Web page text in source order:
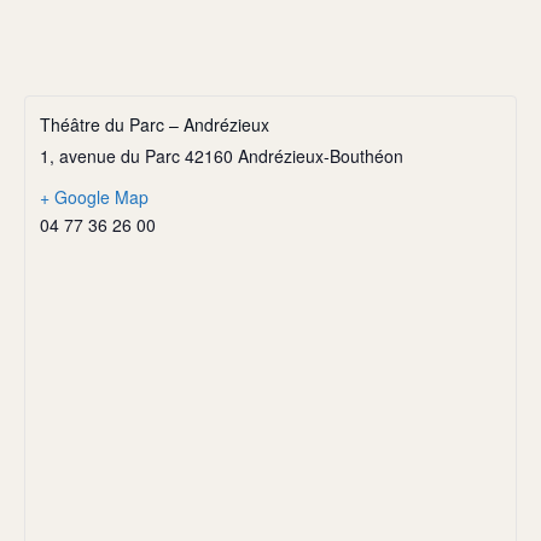
Théâtre du Parc – Andrézieux
1, avenue du Parc 42160 Andrézieux-Bouthéon
+ Google Map
04 77 36 26 00